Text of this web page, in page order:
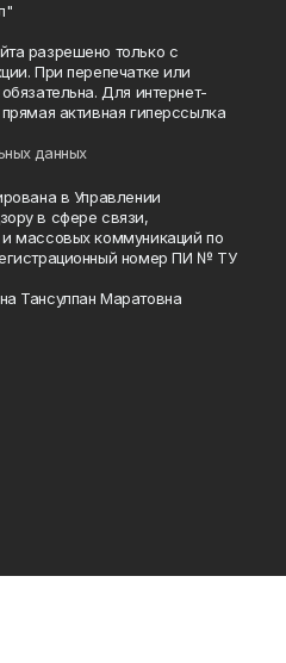
разрешено только с
При перепечатке или
Для интернет-
активная гиперссылка
данных
в Управлении
в сфере связи,
массовых коммуникаций по
номер ПИ № ТУ
Тансулпан Маратовна